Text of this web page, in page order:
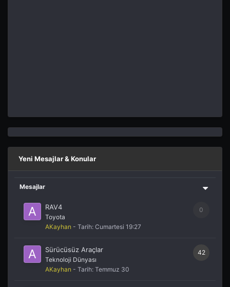
Yeni Mesajlar & Konular
Mesajlar
0
RAV4
Toyota
AKayhan - Tarih: Cumartesi 19:27
42
Sürücüsüz Araçlar
Teknoloji Dünyası
AKayhan - Tarih: Temmuz 30